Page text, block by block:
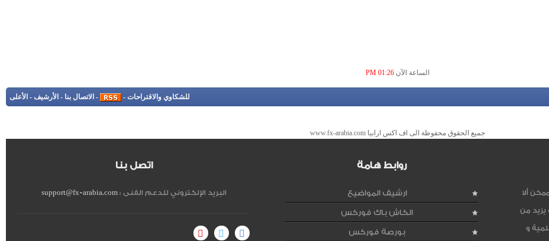
الساعة الآن 01:26 PM
للشكاوي والاقتراحات -
- الاتصال بنا - الأرشيف - الأعلى
جميع الحقوق محفوظة الى اف اكس ارابيا www.fx-arabia.com
ألا
يزيد من
و
روابط هامة
ارشيف المواضيع
الكاش باك فوركس
بورصة فوركس
اتصل بنا
البريد الإلكتروني للدعم الفنى :support@fx-arabia.com